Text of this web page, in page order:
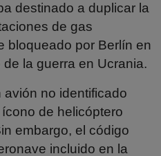
destinado a duplicar la
de gas
bloqueado por Berlín en
la guerra en Ucrania.
avión no identificado
de helicóptero
embargo, el código
incluido en la